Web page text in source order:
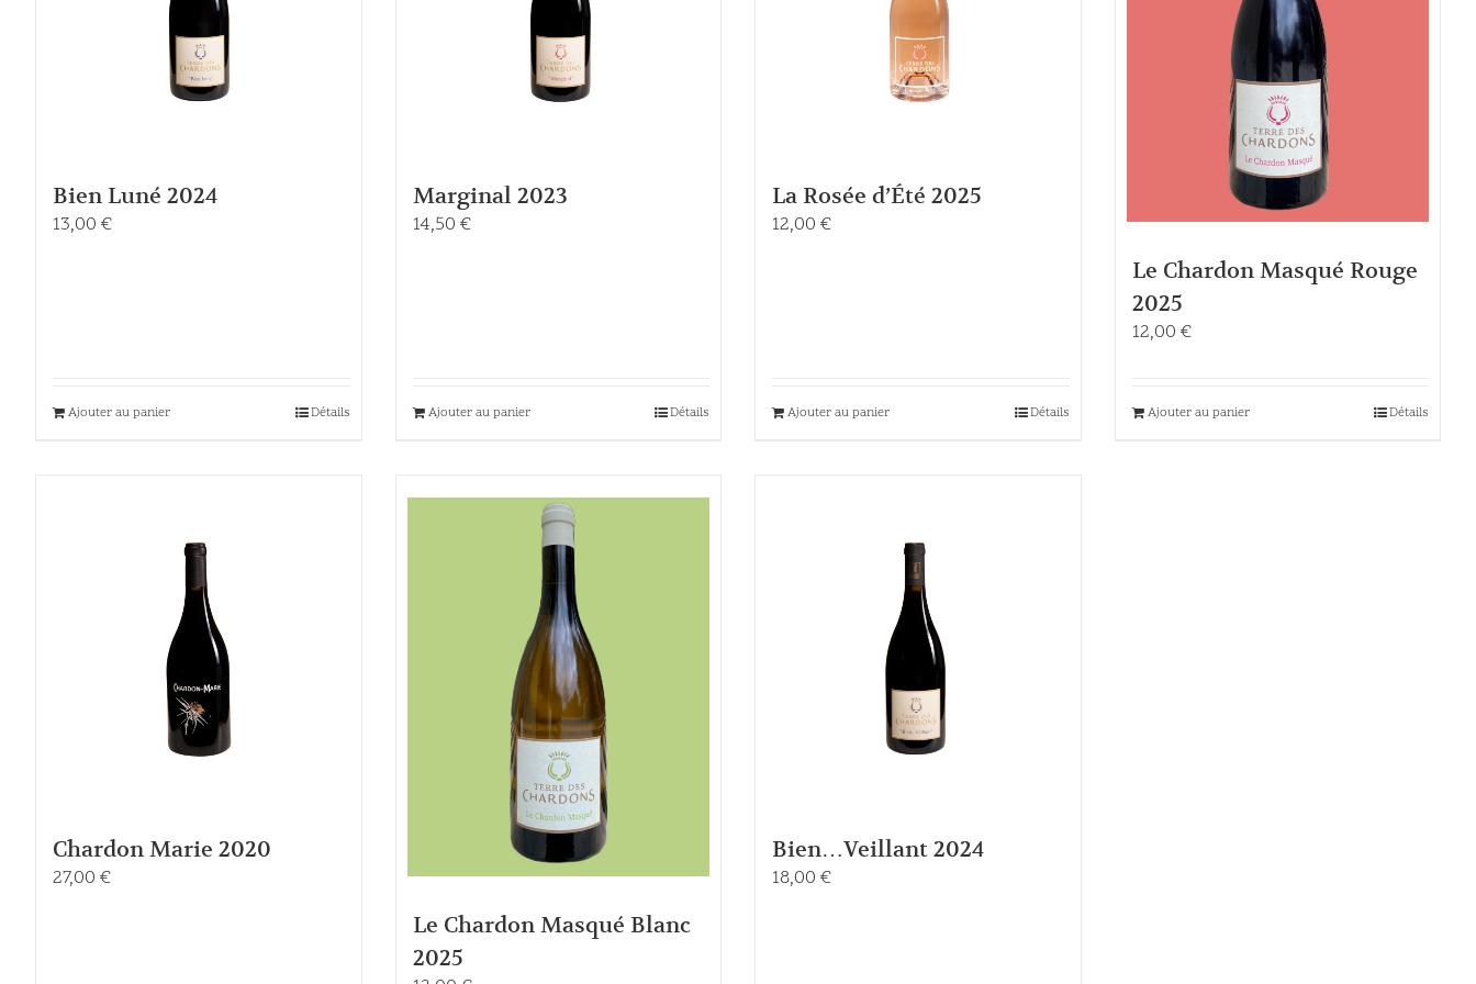
Bien Luné 2024
13,00 €
Ajouter au panier Détails
Marginal 2023
14,50 €
Ajouter au panier Détails
La Rosée d’Été 2025
12,00 €
Ajouter au panier Détails
Le Chardon Masqué Rouge
2025
12,00 €
Ajouter au panier Détails
Chardon Marie 2020
27,00 €
Le Chardon Masqué Blanc
2025
Bien…Veillant 2024
18,00 €